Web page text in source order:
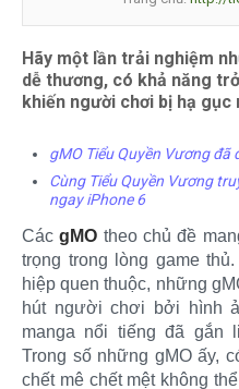
Hãy một lần trải nghiệm
dễ thương, có khả năng
khiến người chơi bị hạ gục
gMO Tiểu Quyền Vương đã
Cùng Tiểu Quyền Vương
ngay iPhone 6
CácgMO theo chủ đề
trọng trong lòng game
hiệp quen thuộc, những
hút người chơi bởi hình
manga nổi tiếng đã gắn
Trong số những gMO ấy,
chết mê chết mệt không